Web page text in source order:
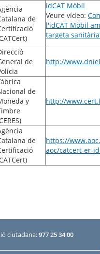
de
idCAT Mòbil
Veure vídeo:
l'idCAT Mòbil
targeta
de
http://
de
y
http://
de
https://
aoc/catcert-er-
ciutadana:977 25 34 00